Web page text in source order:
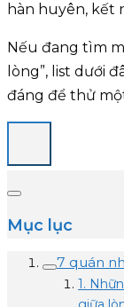
hàn huyên, kết
Nếu đang tìm
lòng”, list dưới
đáng để thử
Mục lục
7 quán
1.